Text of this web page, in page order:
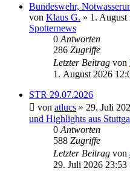
Bundeswehr,
von Klaus G. » 1. August
Spotternews
0 Antworten
286 Zugriffe
Letzter Beitrag von
1. August 2026
STR 29.07.2026
von atlucs » 29. Juli
und Highlights aus
0 Antworten
588 Zugriffe
Letzter Beitrag von
29. Juli 2026 23:53